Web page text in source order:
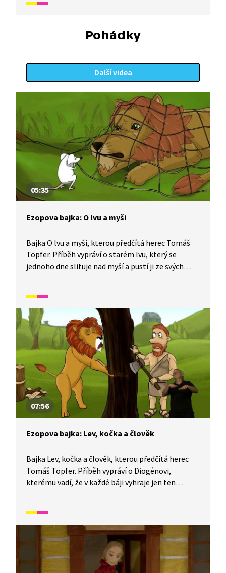
roku ukáže, jak naši předkové žili na vsi skromné,
inspirované lidovými zvyky a písněmi navazuje
na poetiku klasických Trnkových filmů. Pohádka je
češtiny pro cizince.
Pohádky
Další videa
05:35
Ezopova bajka: O lvu a myši
Bajka O lvu a myši, kterou předčítá herec Tomáš
Töpfer. Příběh vypráví o starém lvu, který se
jednoho dne slituje nad myší a pustí ji ze svých
je vhodná také jako doplňkový materiál k výuce
češtiny pro cizince.
07:56
Ezopova bajka: Lev, kočka a člověk
Bajka Lev, kočka a člověk, kterou předčítá herec
Tomáš Töpfer. Příběh vypráví o Diogénovi,
kterému vadí, že v každé báji vyhraje jen ten
kočky jsou totiž lidé velmi chytří a silní a lev s ní
nakonec souhlasí. Ezop však Diogénovi dalším
příběhem dokáže, že zvítězit mohou i ti slabší.
Pohádka je vhodná také jako doplňkový materiál
k výuce češtiny pro cizince.